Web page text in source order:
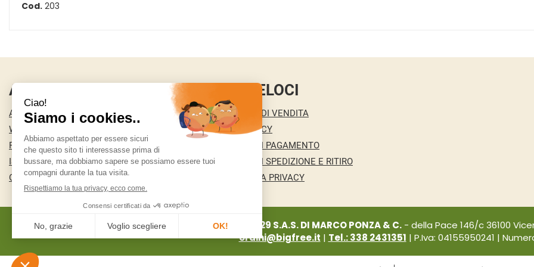
Cod. 203
AREA UTENTE
ACCEDI
WISHLIST
REGISTRATI
ISCRIZIONE ALLA NEWSLETTER
CONTATTI
LINK VELOCI
CONDIZIONI DI VENDITA
COOKIE POLICY
MODALITÀ DI PAGAMENTO
MODALITÀ DI SPEDIZIONE E RITIRO
INFORMATIVA PRIVACY
MA.RI 29 S.A.S. DI MARCO PONZA & C. - della Pace 146/c 36100
ordini@bigfree.it | Tel.: 338 2431351 | P.Iva: 04155950241 |